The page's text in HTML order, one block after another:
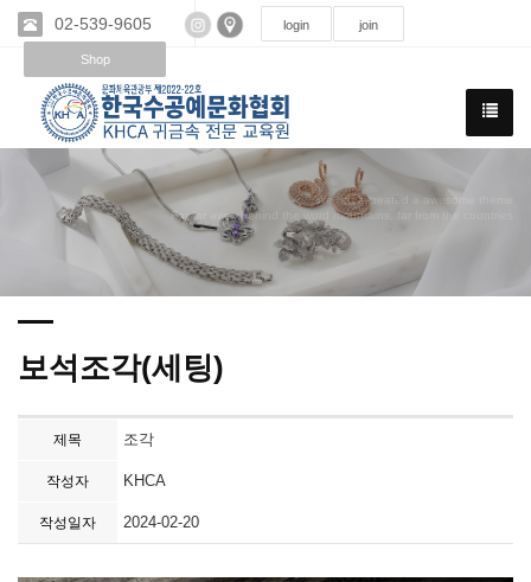
02-539-9605 login join
Shop
We have created a awesome theme
Far far away,behind the word mountains, far from the countries
보석조각(세팅)
제목 조각
작성자 KHCA
작성일자 2024-02-20